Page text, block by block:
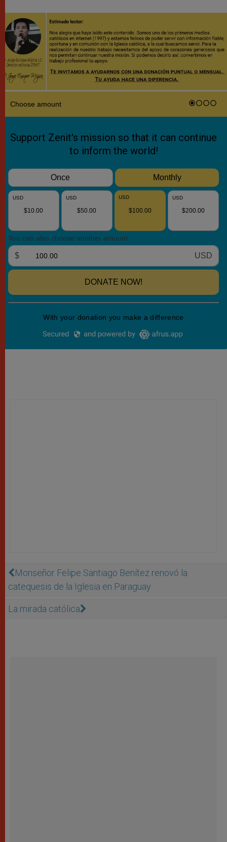
Monseñor Felipe Santiago Benítez renovó la
catequesis de la Iglesia en Paraguay
La mirada católica